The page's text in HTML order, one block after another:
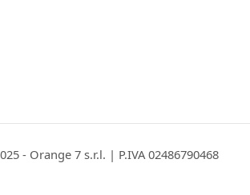
- Orange 7 s.r.l. | P.IVA 02486790468